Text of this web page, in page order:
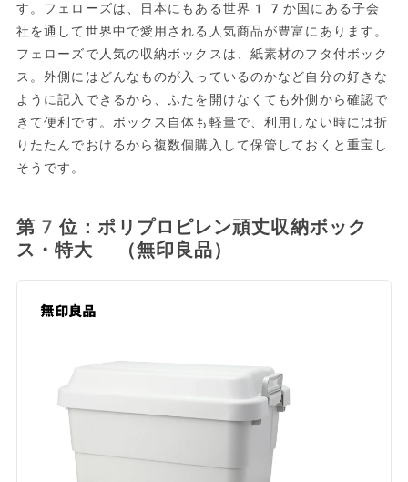
す。フェローズは、日本にもある世界17か国にある子会
社を通して世界中で愛用される人気商品が豊富にあります。
フェローズで人気の収納ボックスは、紙素材のフタ付ボック
ス。外側にはどんなものが入っているのかなど自分の好きな
ように記入できるから、ふたを開けなくても外側から確認で
きて便利です。ボックス自体も軽量で、利用しない時には折
りたたんでおけるから複数個購入して保管しておくと重宝し
そうです。
第7位：ポリプロピレン頑丈収納ボック
ス・特大 （無印良品）